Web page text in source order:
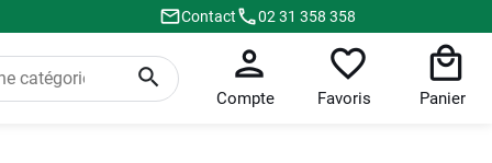
Contact 02 31 358 358
Compte Favoris Panier